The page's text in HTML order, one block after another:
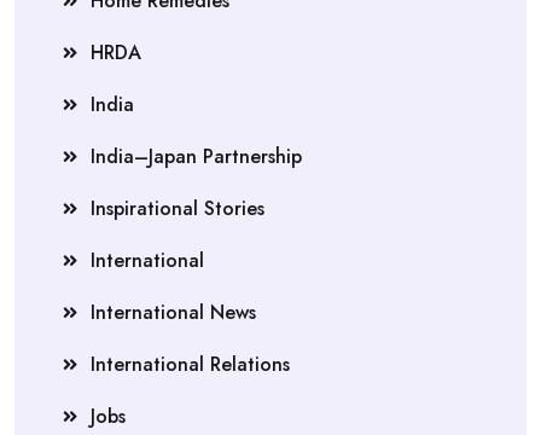
HRDA
India
India–Japan Partnership
Inspirational Stories
International
International News
International Relations
Jobs